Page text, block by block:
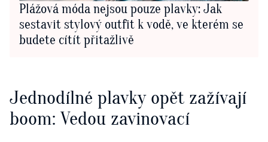
Plážová móda nejsou pouze plavky: Jak
sestavit stylový outfit k vodě, ve kterém se
budete cítít přitažlivě
Jednodílné plavky opět zažívají
boom: Vedou zavinovací